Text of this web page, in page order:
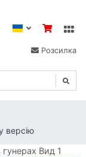
Розсилка
версію
Вид 1